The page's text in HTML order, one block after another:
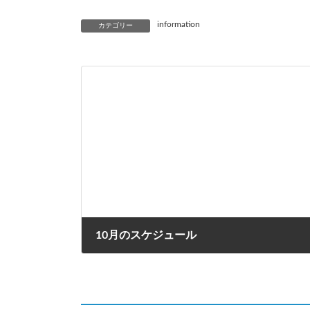
カテゴリー information
10月のスケジュール